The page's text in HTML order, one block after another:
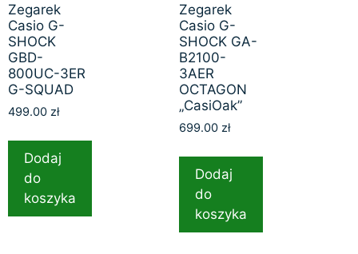
Zegarek
Casio G-
SHOCK
GBD-
800UC-3ER
G-SQUAD
499.00 zł
Dodaj
do
koszyka
Zegarek
Casio G-
SHOCK GA-
B2100-
3AER
OCTAGON
„CasiOak”
699.00 zł
Dodaj
do
koszyka